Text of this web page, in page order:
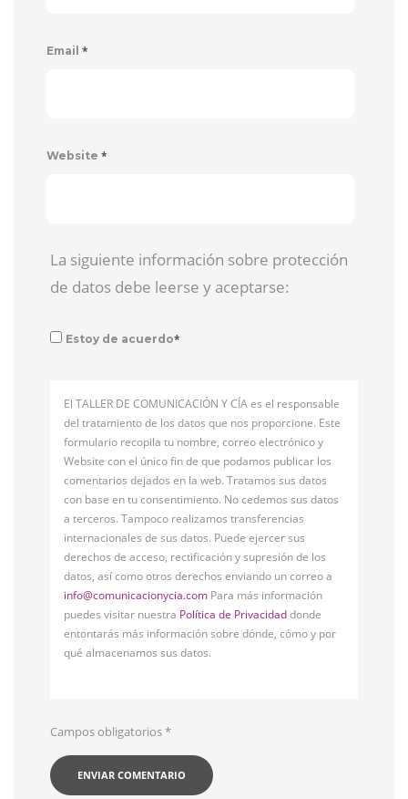
Email *
Website *
La siguiente información sobre protección
de datos debe leerse y aceptarse:
Estoy de acuerdo*
El TALLER DE COMUNICACIÓN Y CÍA es el responsable
del tratamiento de los datos que nos proporcione. Este
formulario recopila tu nombre, correo electrónico y
Website con el único fin de que podamos publicar los
comentarios dejados en la web. Tratamos sus datos
con base en tu consentimiento. No cedemos sus datos
a terceros. Tampoco realizamos transferencias
internacionales de sus datos. Puede ejercer sus
derechos de acceso, rectificación y supresión de los
datos, así como otros derechos enviando un correo a
info@comunicacionycia.com Para más información
puedes visitar nuestra Política de Privacidaddonde
entontarás más información sobre dónde, cómo y por
qué almacenamos sus datos.
Campos obligatorios*